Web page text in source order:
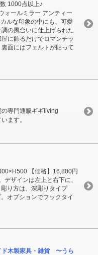
1000点以上♪
ォールミラー アンティー
ルな印象の中にも、可愛
の風合いに仕上げられた
に飾るだけでロマンチッ
面にはフェルトが貼って
専門通販ギギliving
ます。
【価格】16,800円
デザインは左上と右下に、
り方は、深彫りタイプ
オプションでフックタイ
ド木製家具・雑貨 〜うら